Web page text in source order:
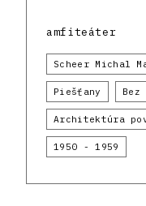
amfiteáter
Scheer Michal
Piešťany
Architektúra
1950 - 1959